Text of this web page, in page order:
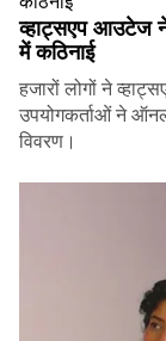
व्हाट्सएप आउटेज ने
में कठिनाई
हजारों लोगों ने
उपयोगकर्ताओं ने
विवरण।